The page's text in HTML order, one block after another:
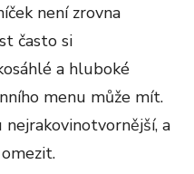
není zrovna
často si
a hluboké
menu může mít.
a